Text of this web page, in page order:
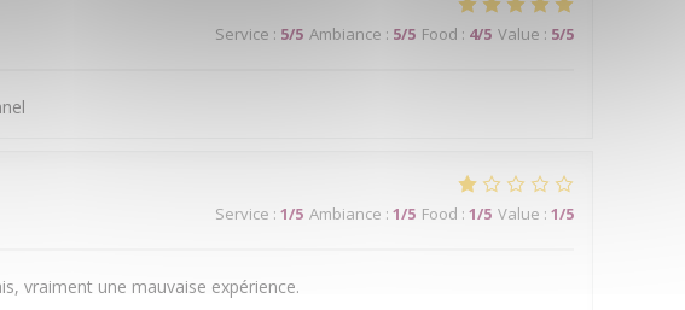
Service : 5/5 Ambiance : 5/5 Food : 4/5 Value : 5/5
Service : 1/5 Ambiance : 1/5 Food : 1/5 Value : 1/5
vraiment une mauvaise expérience.